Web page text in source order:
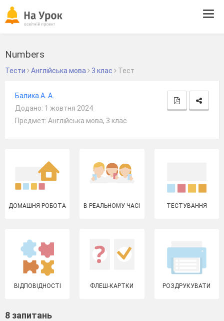
Numbers
Тести Англійська мова 3 клас Тест
Балика А. А.
Додано: 1 жовтня 2024
Предмет: Англійська мова, 3 клас
ДОМАШНЯ РОБОТА В РЕАЛЬНОМУ ЧАСІ ТЕСТУВАННЯ
ВІДПОВІДНОСТІ ФЛЕШ-КАРТКИ РОЗДРУКУВАТИ
8 запитань